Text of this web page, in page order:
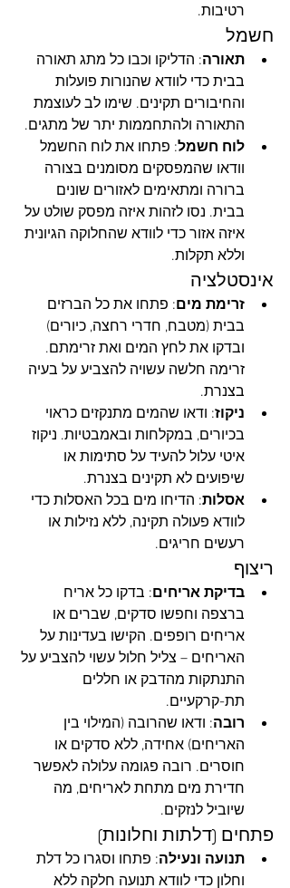
רטיבות.
חשמל
תאורה: הדליקו וכבו כל מתג תאורה
בבית כדי לוודא שהנורות פועלות
והחיבורים תקינים. שימו לב לעוצמת
התאורה ולהתחממות יתר של מתגים.
לוח חשמל: פתחו את לוח החשמל
וודאו שהמפסקים מסומנים בצורה
ברורה ומתאימים לאזורים שונים
בבית. נסו לזהות איזה מפסק שולט על
איזה אזור כדי לוודא שהחלוקה הגיונית
וללא תקלות.
אינסטלציה
זרימת מים: פתחו את כל הברזים
בבית (מטבח, חדרי רחצה, כיורים)
ובדקו את לחץ המים ואת זרימתם.
זרימה חלשה עשויה להצביע על בעיה
בצנרת.
ניקוז: ודאו שהמים מתנקזים כראוי
בכיורים, במקלחות ובאמבטיות. ניקוז
איטי עלול להעיד על סתימות או
שיפועים לא תקינים בצנרת.
אסלות: הדיחו מים בכל האסלות כדי
לוודא פעולה תקינה, ללא נזילות או
רעשים חריגים.
ריצוף
בדיקת אריחים: בדקו כל אריח
ברצפה וחפשו סדקים, שברים או
אריחים רופפים. הקישו בעדינות על
האריחים – צליל חלול עשוי להצביע על
התנתקות מהדבק או חללים
תת-קרקעיים.
רובה: ודאו שהרובה (המילוי בין
האריחים) אחידה, ללא סדקים או
חוסרים. רובה פגומה עלולה לאפשר
חדירת מים מתחת לאריחים, מה
שיוביל לנזקים.
פתחים (דלתות וחלונות)
תנועה ונעילה: פתחו וסגרו כל דלת
וחלון כדי לוודא תנועה חלקה ללא